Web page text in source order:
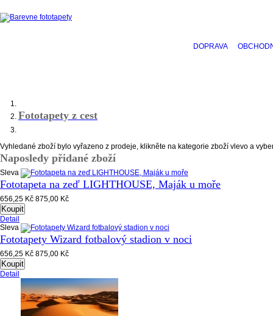
DOPRAVA
Fototapety z cest
Vyhledané zboží bylo vyřazeno z prodeje, klikněte na kategorie zboží vlevo a
Naposledy přidané zboží
Sleva
Fototapeta na zeď LIGHTHOUSE, Maják u moře
656,25 Kč 875,00 Kč
Koupit
Detail
Sleva
Fototapety Wizard fotbalový stadion v noci
656,25 Kč 875,00 Kč
Koupit
Detail